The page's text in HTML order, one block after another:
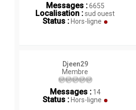
Messages :6655
Localisation :sud ouest
Status :Hors-ligne
Djeen29
Membre
Messages :14
Status : Hors-ligne